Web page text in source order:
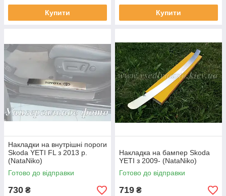
Купити Купити
Накладки на внутрішні пороги
Skoda YETI FL з 2013 р.
(NataNiko)
Готово до відправки
730 ₴
Накладка на бампер Skoda
YETI з 2009- (NataNiko)
Готово до відправки
719 ₴